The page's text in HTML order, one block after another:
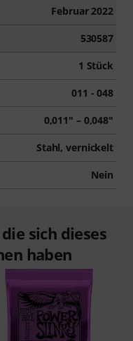
Februar 2022
530587
1 Stück
011 - 048
0,011" – 0,048"
Stahl, vernickelt
Nein
sich dieses
haben